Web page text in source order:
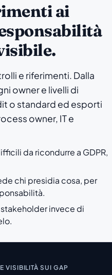
ai
e riferimenti. Dalla
owner e livelli di
o standard ed esporti
owner, IT e
da ricondurre a GDPR,
chi presidia cosa, per
invece di
VISIBILITÀ SUI GAP